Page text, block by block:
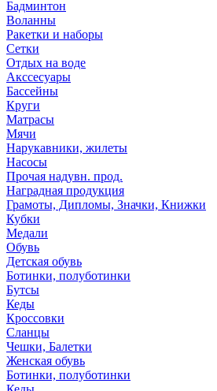
Бадминтон
Воланны
Ракетки и наборы
Сетки
Отдых на воде
Акссесуары
Бассейны
Круги
Матрасы
Мячи
Нарукавники, жилеты
Насосы
Прочая надувн. прод.
Наградная продукция
Грамоты, Дипломы, Значки, Книжки
Кубки
Медали
Обувь
Детская обувь
Ботинки, полуботинки
Бутсы
Кеды
Кроссовки
Сланцы
Чешки, Балетки
Женская обувь
Ботинки, полуботинки